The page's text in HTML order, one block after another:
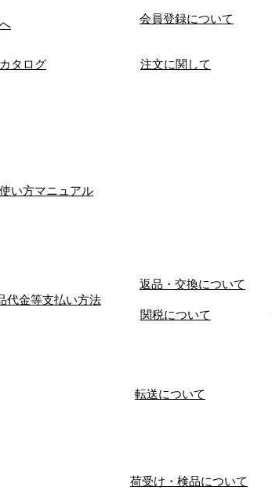
タログ
会員登録について
注文に関して
い方マニュアル
返品・交換について
代金等支払い方法
関税について
転送について
荷受け・検品について